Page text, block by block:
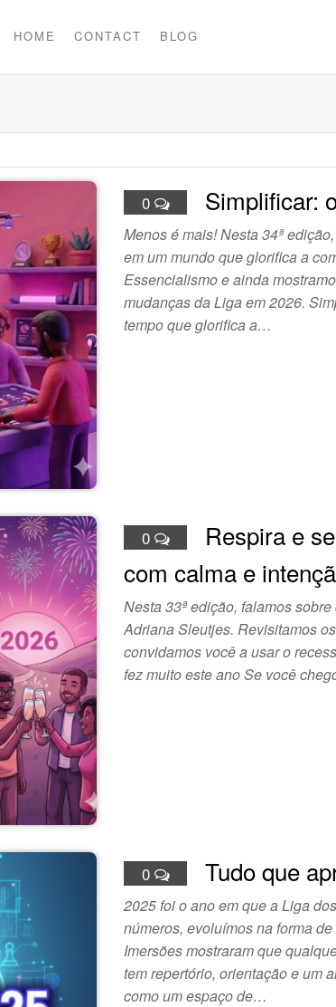
HOME CONTACT BLOG
0 Simplificar:
Menos é mais! Nesta 34ª
em um mundo que glorifica a
Essencialismo e ainda
mudanças da Liga em 2026.
tempo que glorifica a…
0
Respira e
com calma e
Nesta 33ª edição, falamos
Adriana Sleutjes. Revisitamos
convidamos você a usar o
fez muito este ano Se você
0 Tudo que
2025 foi o ano em que a Liga
números, evoluímos na forma
Imersões mostraram que
tem repertório, orientação e um
como um espaço de…